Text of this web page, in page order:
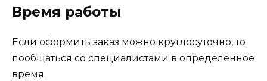
Время работы
Если оформить заказ можно круглосуточно, то
пообщаться со специалистами в определенное
время.